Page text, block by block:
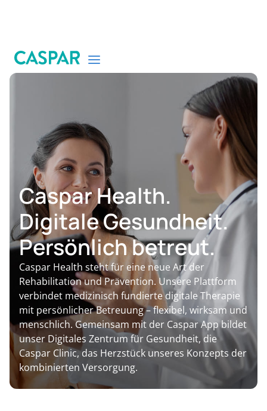
Caspar Health.
Digitale Gesundheit.
Persönlich betreut.
Caspar Health steht für eine neue Art der
Rehabilitation und Prävention. Unsere Plattform
verbindet medizinisch fundierte digitale Therapie
mit persönlicher Betreuung – flexibel, wirksam und
menschlich. Gemeinsam mit der Caspar App bildet
unser Digitales Zentrum für Gesundheit, die
Caspar Clinic, das Herzstück unseres Konzepts der
kombinierten Versorgung.